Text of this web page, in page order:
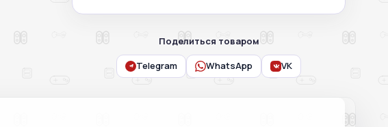
Поделиться товаром
Telegram WhatsApp VK